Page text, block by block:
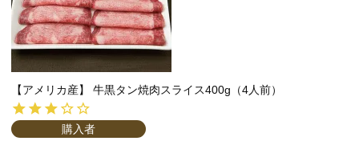
【アメリカ産】 牛黒タン焼肉スライス400g（4人前）
購入者